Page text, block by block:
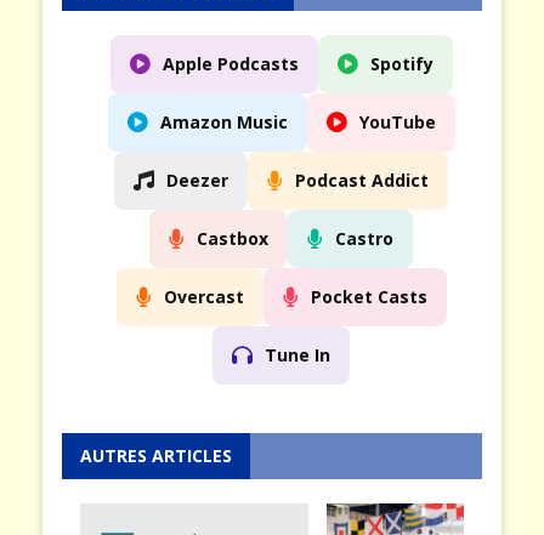
Apple Podcasts Spotify
Amazon Music YouTube
Deezer Podcast Addict
Castbox Castro
Overcast Pocket Casts
Tune In
AUTRES ARTICLES